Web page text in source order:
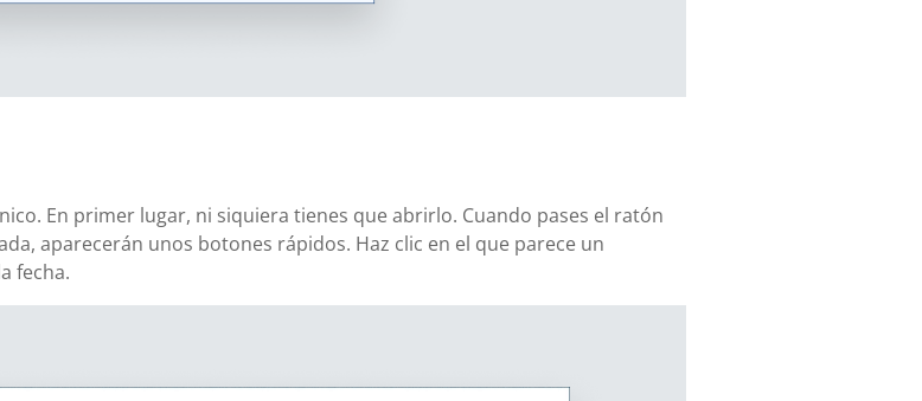
En primer lugar, ni siquiera tienes que abrirlo. Cuando pases el ratón
aparecerán unos botones rápidos. Haz clic en el que parece un
fecha.